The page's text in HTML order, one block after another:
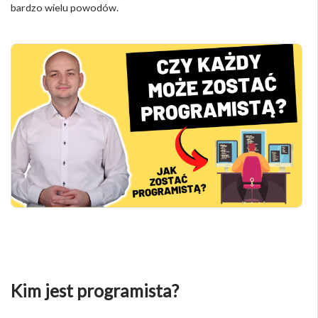
bardzo wielu powodów.
Kim jest programista?